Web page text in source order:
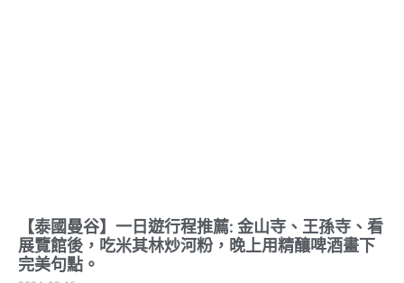
【泰國曼谷】一日遊行程推薦: 金山寺、王孫寺、看
展覽館後，吃米其林炒河粉，晚上用精釀啤酒畫下
完美句點。